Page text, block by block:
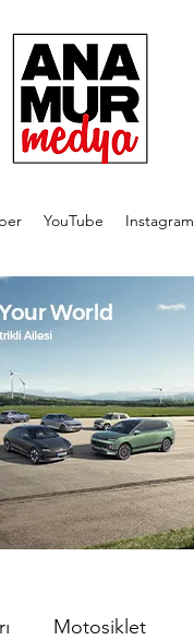
YouTube Instagram
Motosiklet